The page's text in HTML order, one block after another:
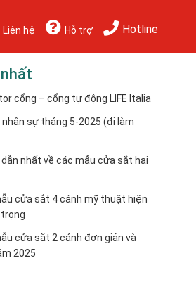
Liên hệ Hỗ trợ Hotline
cổng – cổng tự động LIFE Italia
nhân sự tháng 5-2025 (đi làm
dẫn nhất về các mẫu cửa sắt hai
cửa sắt 4 cánh mỹ thuật hiện
cửa sắt 2 cánh đơn giản và
2025